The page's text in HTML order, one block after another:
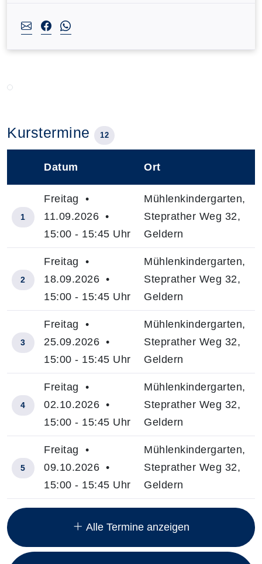
Kurstermine 12
Insgesamt gibt es 12 Termine zum diesen Kurs
Datum Ort
1
Freitag •
11.09.2026 •
15:00 - 15:45 Uhr
Mühlenkindergarten,
Steprather Weg 32,
Geldern
2
Freitag •
18.09.2026 •
15:00 - 15:45 Uhr
Mühlenkindergarten,
Steprather Weg 32,
Geldern
3
Freitag •
25.09.2026 •
15:00 - 15:45 Uhr
Mühlenkindergarten,
Steprather Weg 32,
Geldern
4
Freitag •
02.10.2026 •
15:00 - 15:45 Uhr
Mühlenkindergarten,
Steprather Weg 32,
Geldern
5
Freitag •
09.10.2026 •
15:00 - 15:45 Uhr
Mühlenkindergarten,
Steprather Weg 32,
Geldern
Alle Termine anzeigen